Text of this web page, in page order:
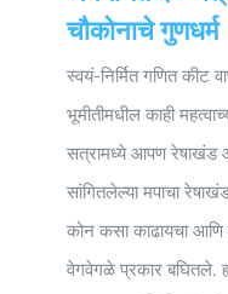
चौकोनाचे गुणधर्म
स्वयं-निर्मित गणित कीट
भूमीतीमधील काही
सत्रामध्ये आपण रेषाखंड
सांगितलेल्या मपाचा
कोन कसा काढायचा
वेगवेगळे प्रकार बघितले.